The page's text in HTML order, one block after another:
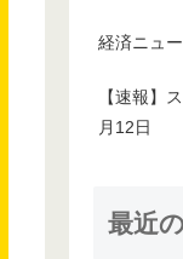
経済ニュ
【速報】
月12日
最近